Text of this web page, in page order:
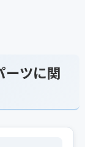
ーツに関